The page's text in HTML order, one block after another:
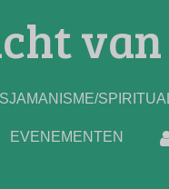
SJAMANISME/
EVENEMENTEN